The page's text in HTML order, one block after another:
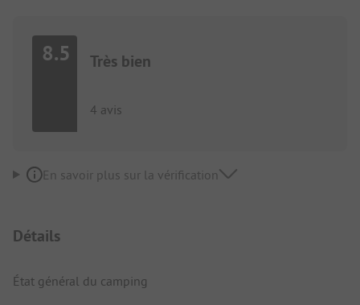
8.5 Très bien
4 avis
En savoir plus sur la vérification
Détails
État général du camping